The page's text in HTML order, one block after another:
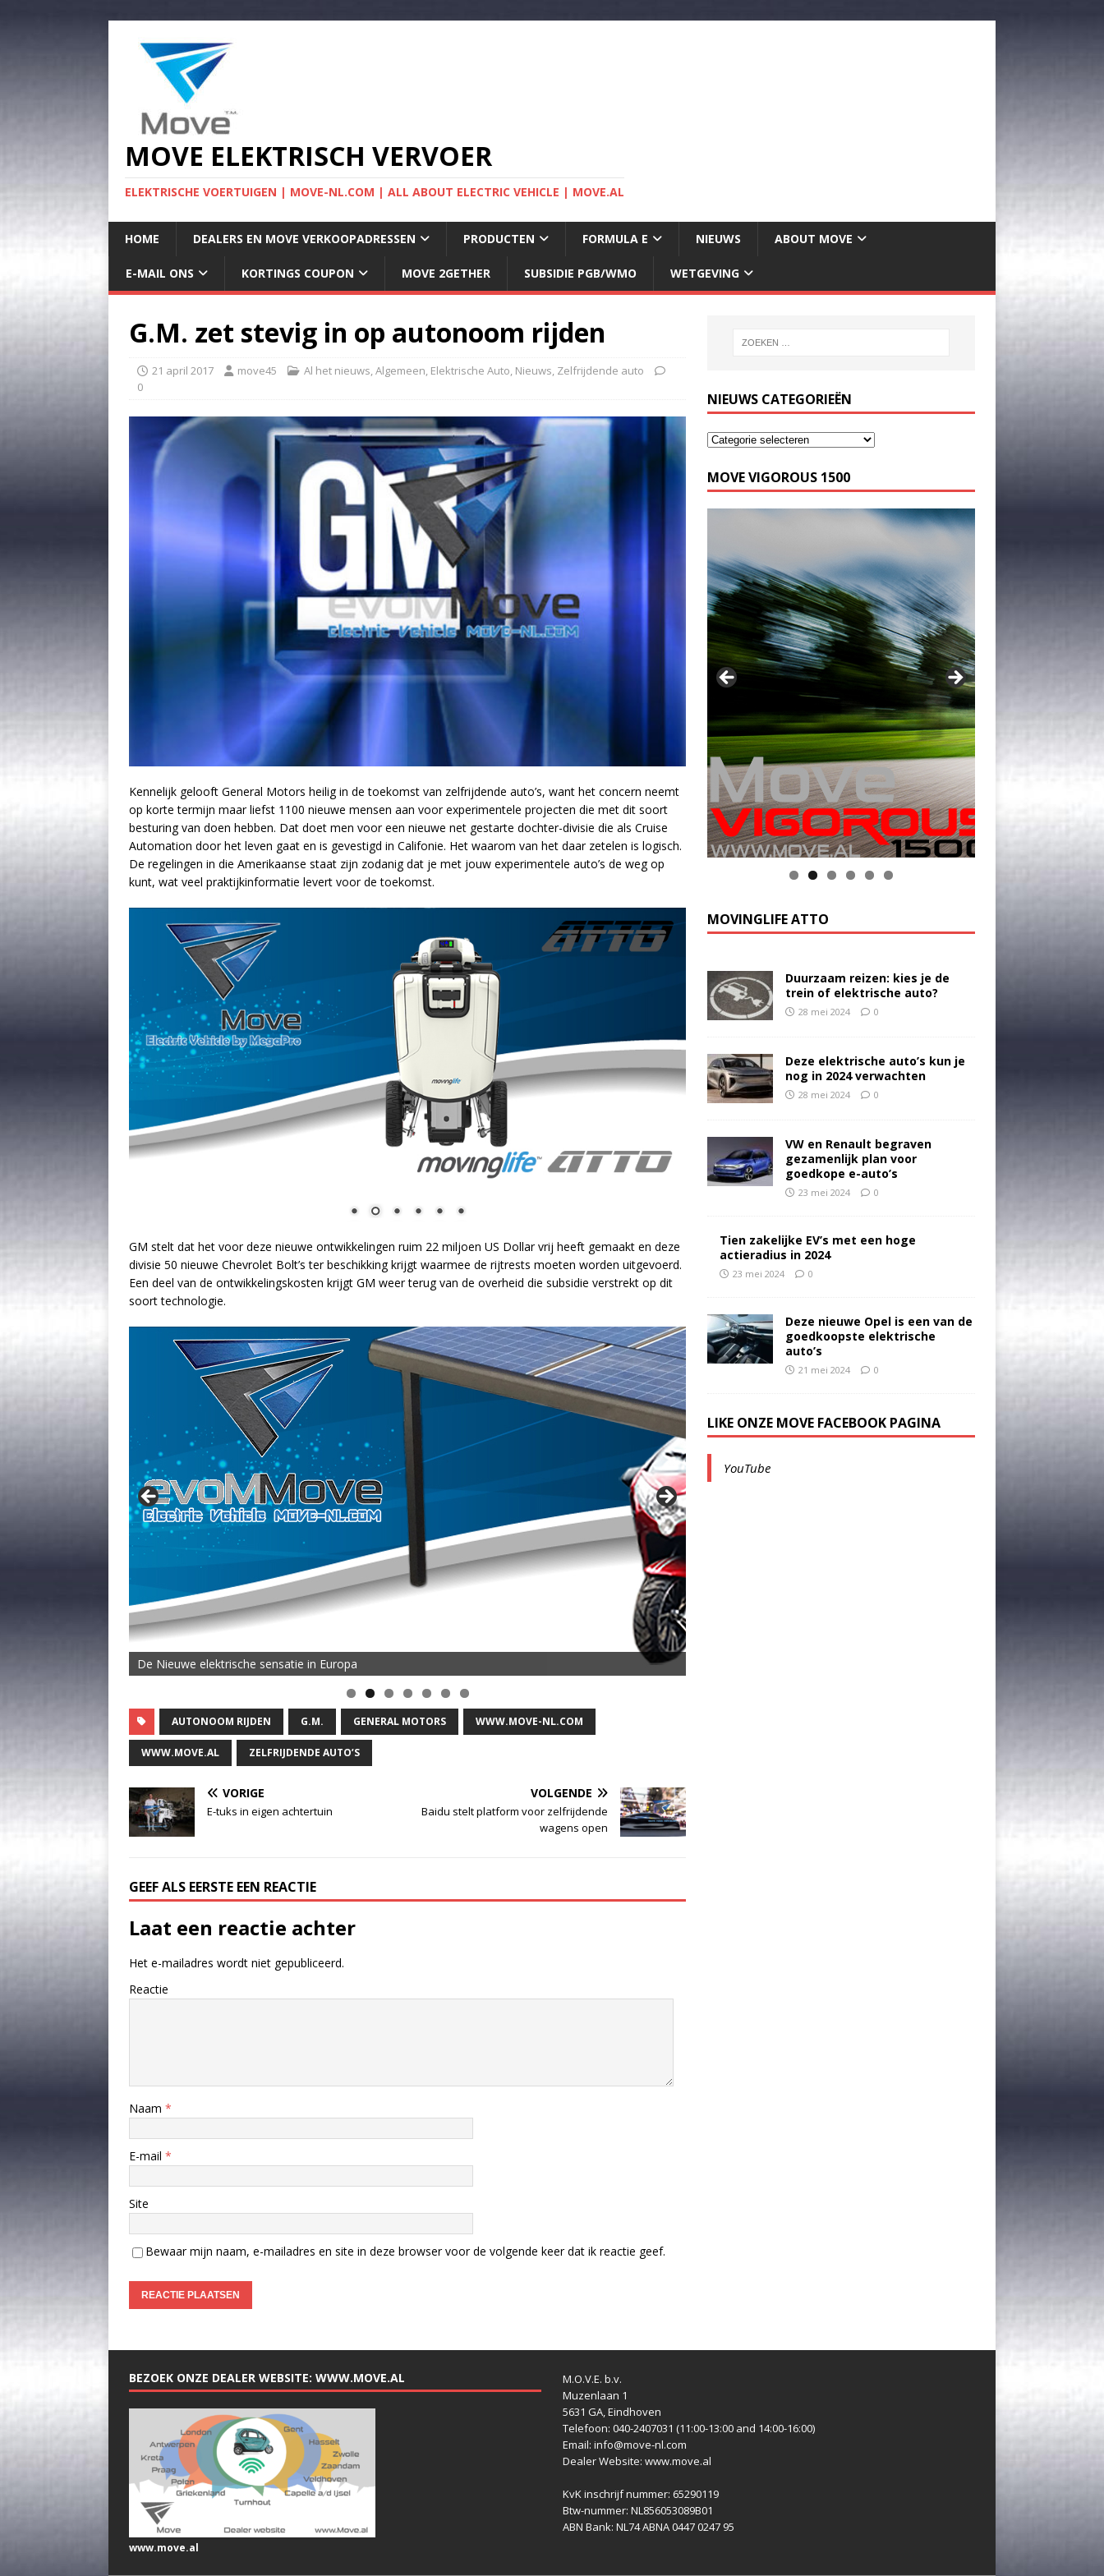
MOVE ELEKTRISCH VERVOER
ELEKTRISCHE VOERTUIGEN | MOVE-NL.COM | ALL ABOUT ELECTRIC VEHICLE | MOVE.AL
HOME DEALERS EN MOVE VERKOOPADRESSEN PRODUCTEN FORMULA E NIEUWS ABOUT MOVE
E-MAIL ONS KORTINGS COUPON MOVE 2GETHER SUBSIDIE PGB/WMO WETGEVING
G.M. zet stevig in op autonoom rijden
21 april 2017 move45 Al het nieuws,Algemeen, Elektrische Auto, Nieuws, Zelfrijdende auto
0
Kennelijk gelooft General Motors heilig in de toekomst van zelfrijdende auto’s, want het concern neemt
op korte termijn maar liefst 1100 nieuwe mensen aan voor experimentele projecten die met dit soort
besturing van doen hebben. Dat doet men voor een nieuwe net gestarte dochter-divisie die als Cruise
Automation door het leven gaat en is gevestigd in Califonie. Het waarom van het daar zetelen is logisch.
De regelingen in die Amerikaanse staat zijn zodanig dat je met jouw experimentele auto’s de weg op
kunt, wat veel praktijkinformatie levert voor de toekomst.
GM stelt dat het voor deze nieuwe ontwikkelingen ruim 22 miljoen US Dollar vrij heeft gemaakt en deze
divisie 50 nieuwe Chevrolet Bolt’s ter beschikking krijgt waarmee de rijtrests moeten worden uitgevoerd.
Een deel van de ontwikkelingskosten krijgt GM weer terug van de overheid die subsidie verstrekt op dit
soort technologie.
De Nieuwe elektrische sensatie in Europa
AUTONOOM RIJDEN G.M. GENERAL MOTORS WWW.MOVE-NL.COM
WWW.MOVE.AL ZELFRIJDENDE AUTO’S
VORIGE
E-tuks in eigen achtertuin
VOLGENDE
Baidu stelt platform voor zelfrijdende
wagens open
GEEF ALS EERSTE EEN REACTIE
Laat een reactie achter
Het e-mailadres wordt niet gepubliceerd.
Reactie
Naam *
E-mail *
Site
Bewaar mijn naam, e-mailadres en site in deze browser voor de volgende keer dat ik reactie geef.
NIEUWS CATEGORIEËN
MOVE VIGOROUS 1500
MOVINGLIFE ATTO
Duurzaam reizen: kies je de
trein of elektrische auto?
28 mei 2024 0
Deze elektrische auto’s kun je
nog in 2024 verwachten
28 mei 2024 0
VW en Renault begraven
gezamenlijk plan voor
goedkope e-auto’s
23 mei 2024 0
Tien zakelijke EV’s met een hoge
actieradius in 2024
23 mei 2024 0
Deze nieuwe Opel is een van de
goedkoopste elektrische
auto’s
21 mei 2024 0
LIKE ONZE MOVE FACEBOOK PAGINA
YouTube
BEZOEK ONZE DEALER WEBSITE: WWW.MOVE.AL
www.move.al
M.O.V.E. b.v.
Muzenlaan 1
5631 GA, Eindhoven
Telefoon: 040-2407031 (11:00-13:00 and 14:00-16:00)
Email: info@move-nl.com
Dealer Website: www.move.al
KvK inschrijf nummer: 65290119
Btw-nummer: NL856053089B01
ABN Bank: NL74 ABNA 0447 0247 95